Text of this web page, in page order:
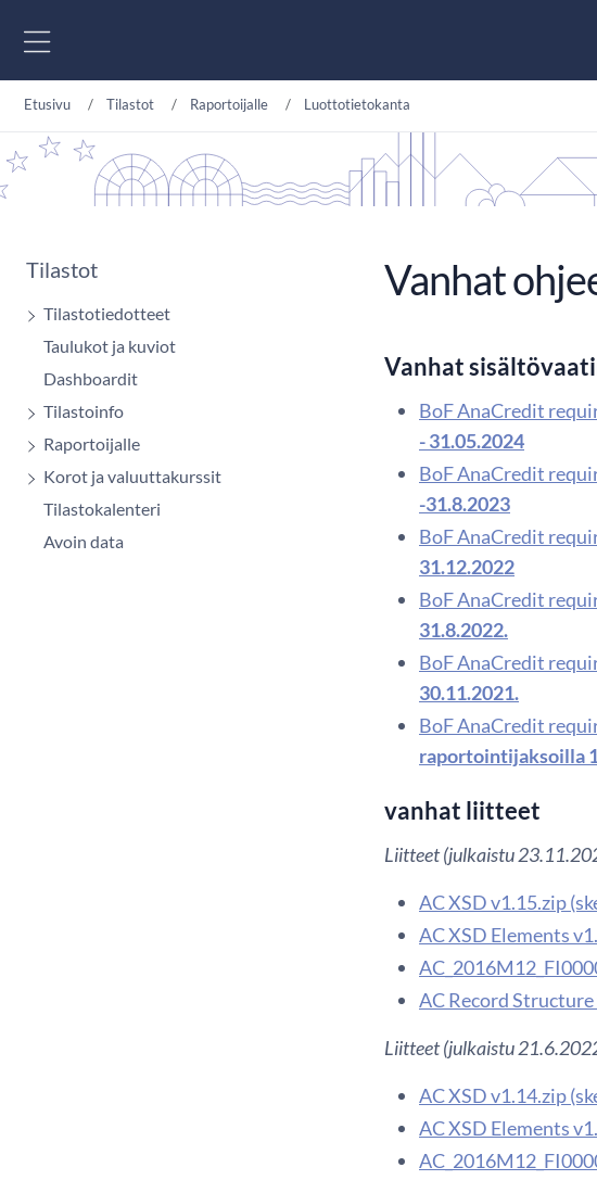
Etusivu Tilastot Raportoijalle Luottotietokanta
Tilastot
Tilastotiedotteet
Taulukot ja kuviot
Dashboardit
Tilastoinfo
Raportoijalle
Korot ja valuuttakurssit
Tilastokalenteri
Avoin data
Vanhat
Vanhat
BoF AnaCredit
- 31.05.2024
BoF AnaCredit
-31.8.2023
BoF AnaCredit
31.12.2022
BoF AnaCredit
31.8.2022.
BoF AnaCredit
30.11.2021.
BoF AnaCredit
raportointijaksoilla
vanhat liitteet
Liitteet (julkaistu
AC XSD v1.15.zip
AC XSD Elements
AC Record
Liitteet (julkaistu
AC XSD v1.14.zip
AC XSD Elements